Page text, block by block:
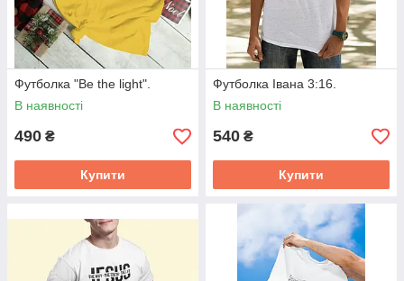
Футболка "Be the light".
В наявності
490 ₴
Купити
Футболка Івана 3:16.
В наявності
540 ₴
Купити